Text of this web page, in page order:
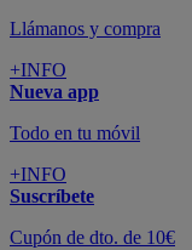
Llámanos y compra
+INFO
Nueva app
Todo en tu móvil
+INFO
Suscríbete
Cupón de dto. de 10€